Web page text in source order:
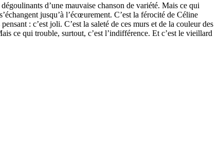
d’une mauvaise chanson de variété. Mais ce qui
jusqu’à l’écœurement. C’est la férocité de Céline
: c’est joli. C’est la saleté de ces murs et de la couleur des
ce qui trouble, surtout, c’est l’indifférence. Et c’est le vieillard